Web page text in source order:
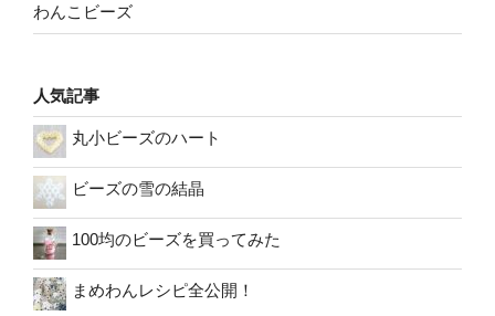
わんこビーズ
人気記事
丸小ビーズのハート
ビーズの雪の結晶
100均のビーズを買ってみた
まめわんレシピ全公開！